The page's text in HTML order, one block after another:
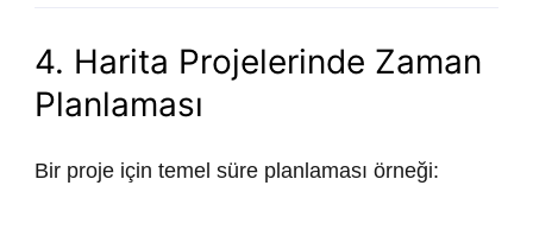
4. Harita Projelerinde Zaman
Planlaması
Bir proje için temel süre planlaması örneği: